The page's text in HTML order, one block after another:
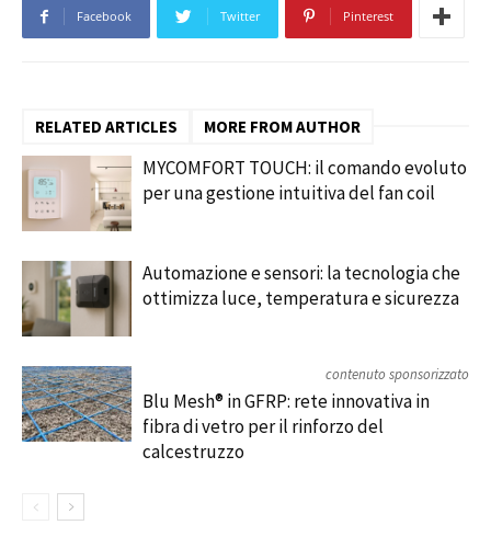
Facebook Twitter Pinterest
RELATED ARTICLES MORE FROM AUTHOR
MYCOMFORT TOUCH: il comando evoluto
per una gestione intuitiva del fan coil
Automazione e sensori: la tecnologia che
ottimizza luce, temperatura e sicurezza
contenuto sponsorizzato
Blu Mesh® in GFRP: rete innovativa in
fibra di vetro per il rinforzo del
calcestruzzo